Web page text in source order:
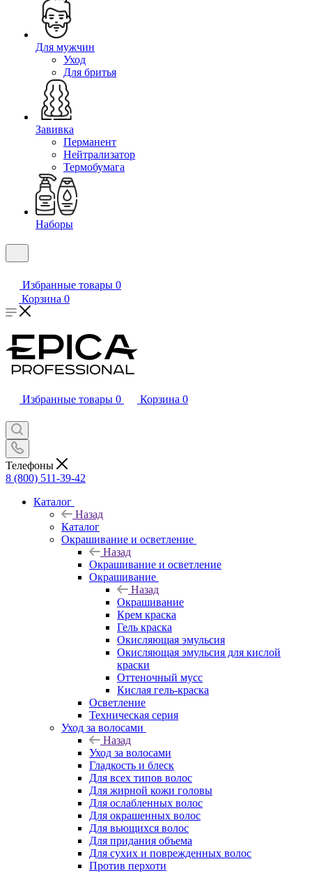
Для мужчин
Уход
Для бритья
Завивка
Перманент
Нейтрализатор
Термобумага
Наборы
Избранные товары 0
Корзина 0
Избранные товары 0 Корзина 0
Телефоны
8 (800) 511-39-42
Каталог
Назад
Каталог
Окрашивание и осветление
Назад
Окрашивание и осветление
Окрашивание
Назад
Окрашивание
Крем краска
Гель краска
Окисляющая эмульсия
Окисляющая эмульсия для кислой
краски
Оттеночный мусс
Кислая гель-краска
Осветление
Техническая серия
Уход за волосами
Назад
Уход за волосами
Гладкость и блеск
Для всех типов волос
Для жирной кожи головы
Для ослабленных волос
Для окрашенных волос
Для вьющихся волос
Для придания объема
Для сухих и поврежденных волос
Против перхоти